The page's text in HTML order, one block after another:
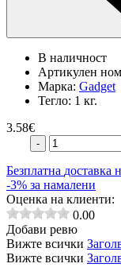
В наличност
Артикулен
Марка: Gadget
Тегло: 1 кг.
3.58€
-
Безплатна доставка
-3% за намалени
Оценка на клиенти:
0.00
Добави ревю
Вижте всички
Вижте всички